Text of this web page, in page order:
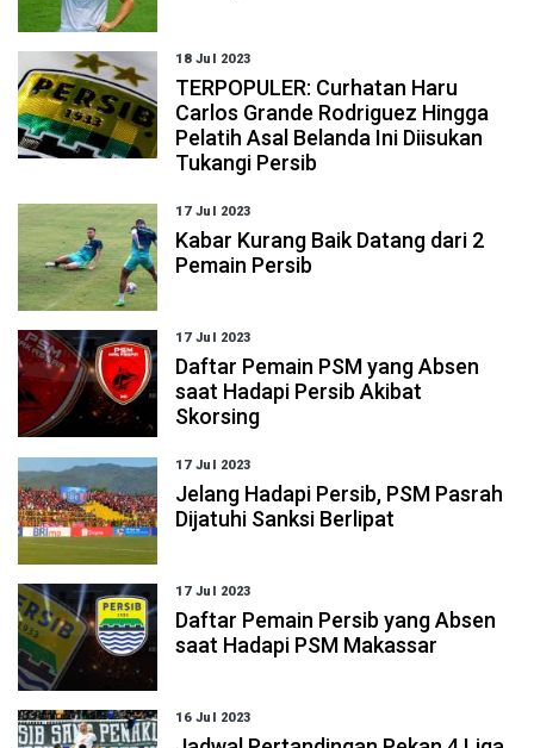
18 Jul 2023
TERPOPULER: Curhatan Haru
Carlos Grande Rodriguez Hingga
Pelatih Asal Belanda Ini Diisukan
Tukangi Persib
17 Jul 2023
Kabar Kurang Baik Datang dari 2
Pemain Persib
17 Jul 2023
Daftar Pemain PSM yang Absen
saat Hadapi Persib Akibat
Skorsing
17 Jul 2023
Jelang Hadapi Persib, PSM Pasrah
Dijatuhi Sanksi Berlipat
17 Jul 2023
Daftar Pemain Persib yang Absen
saat Hadapi PSM Makassar
16 Jul 2023